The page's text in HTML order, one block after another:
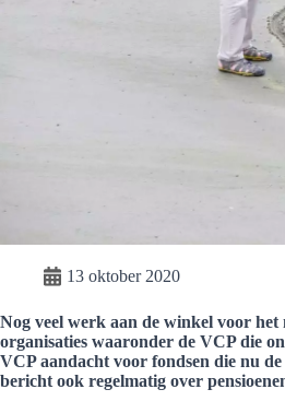
13 oktober 2020
Nog veel werk aan de winkel voor
organisaties waaronder de VCP die
VCP aandacht voor fondsen die nu
bericht ook regelmatig over